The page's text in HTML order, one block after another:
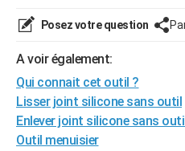
Art de vivre
Bien-être
Loisirs
Mode
Modes de vie
Alimentation
Guide de la santé
Maladies
Médicaments
Sommeil
Destinations
City break
Voyage nature
Voyage de noces
Forum
Climat
+PHOTO
GUIDES D'ACHAT
Posez votre question
A voir également:
Qui connait cet outil ?
Lisser joint silicone sans outil
Enlever joint silicone sans
Outil menuisier